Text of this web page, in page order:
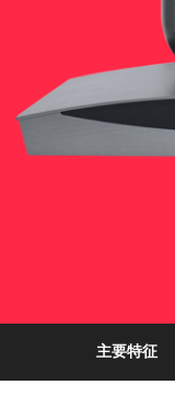
主要特征